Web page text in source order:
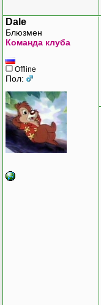
Dale
Блюзмен
Команда клуба
Offline
Пол: